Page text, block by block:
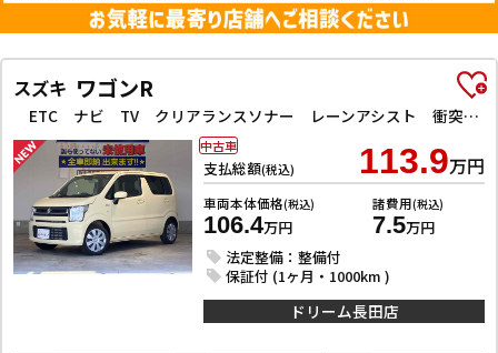
スズキ ワゴンR
ETC ナビ TV クリアランスソナー レーンアシスト 衝突被害軽減システム オートライト スマートキー アイドリングストップ 電動格納ミラー シートヒーター ベンチシート CVT ESC CD
支払総額(税込) 113.9万円
車両本体価格(税込)
106.4万円
諸費用(税込)
7.5万円
法定整備：整備付
保証付 (1ヶ月・1000km )
中古車
ドリーム長田店